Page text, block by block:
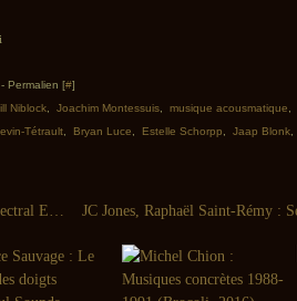
- Permalien [#]
Niblock Joachim Montessuis musique acousmatique
Tétrault Bryan Luce Estelle Schorpp Jaap Blonk
Michael Esposito : Voice Box (Spectral Electric, 2016)